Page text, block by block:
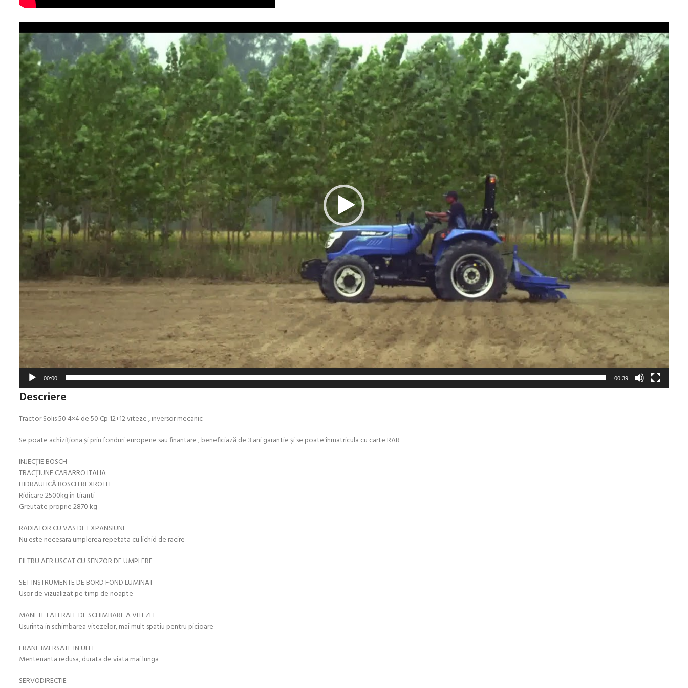
video
00:00 00:39
Descriere
Tractor Solis 50 4×4 de 50 Cp 12+12 viteze , inversor mecanic
Se poate achiziționa și prin fonduri europene sau finantare , beneficiază de 3 ani garantie și se poate înmatricula cu carte RAR
INJECȚIE BOSCH
TRACȚIUNE CARARRO ITALIA
HIDRAULICĂ BOSCH REXROTH
Ridicare 2500kg in tiranti
Greutate proprie 2870 kg
RADIATOR CU VAS DE EXPANSIUNE
Nu este necesara umplerea repetata cu lichid de racire
FILTRU AER USCAT CU SENZOR DE UMPLERE
SET INSTRUMENTE DE BORD FOND LUMINAT
Usor de vizualizat pe timp de noapte
MANETE LATERALE DE SCHIMBARE A VITEZEI
Usurinta in schimbarea vitezelor, mai mult spatiu pentru picioare
FRANE IMERSATE IN ULEI
Mentenanta redusa, durata de viata mai lunga
SERVODIRECTIE